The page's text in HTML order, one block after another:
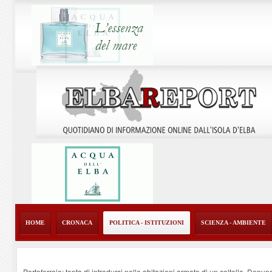
HOME CRONACA POLITICA - ISTITUZIONI SCIENZA - AMBIENTE